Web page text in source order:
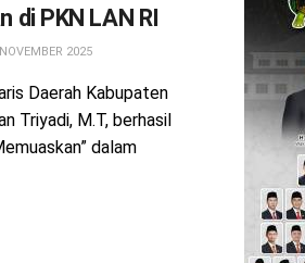
di PKN LAN RI
2025
Daerah Kabupaten
Triyadi, M.T, berhasil
dalam